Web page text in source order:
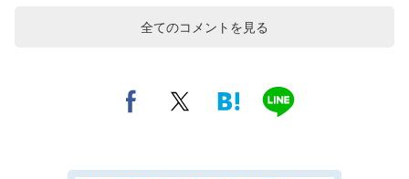
全てのコメントを見る